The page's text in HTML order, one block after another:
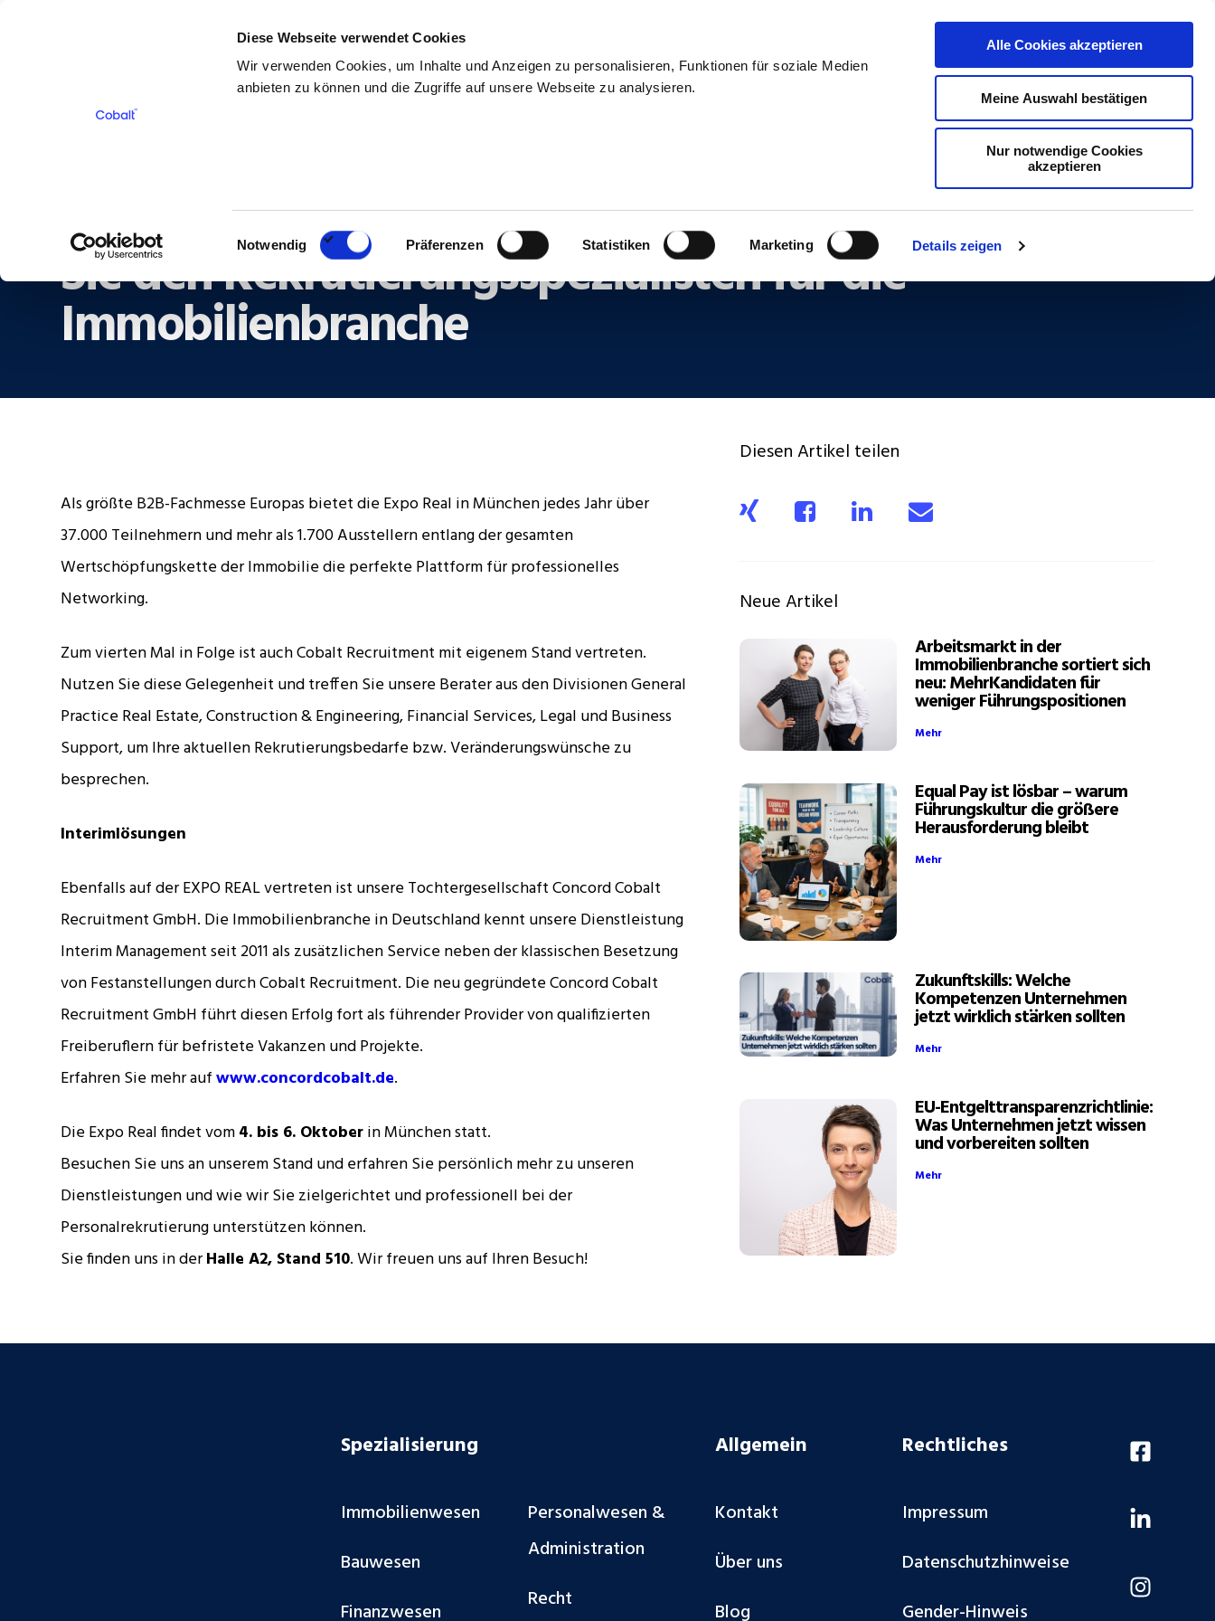
Diese Webseite verwendet Cookies
Wir verwenden Cookies, um Inhalte und Anzeigen zu personalisieren, Funktionen für soziale Medien
anbieten zu können und die Zugriffe auf unsere Webseite zu analysieren.
Einwilligungsauswahl
Notwendig Präferenzen Statistiken Marketing Details zeigen
Alle Cookies akzeptieren
Meine Auswahl bestätigen
Nur notwendige Cookies
akzeptieren
Für Bewerber Für Kunden Über uns Blog & Presse DE Initiativ bewerben
Machen Sie das Beste aus der EXPO 2016 – besuchen
Sie den Rekrutierungsspezialisten für die
Immobilienbranche
Als größte B2B-Fachmesse Europas bietet die Expo Real in München jedes Jahr über
37.000 Teilnehmern und mehr als 1.700 Ausstellern entlang der gesamten
Wertschöpfungskette der Immobilie die perfekte Plattform für professionelles
Networking.
Zum vierten Mal in Folge ist auch Cobalt Recruitment mit eigenem Stand vertreten.
Nutzen Sie diese Gelegenheit und treffen Sie unsere Berater aus den Divisionen General
Practice Real Estate, Construction & Engineering, Financial Services, Legal und Business
Support, um Ihre aktuellen Rekrutierungsbedarfe bzw. Veränderungswünsche zu
besprechen.
Interimlösungen
Ebenfalls auf der EXPO REAL vertreten ist unsere Tochtergesellschaft Concord Cobalt
Recruitment GmbH. Die Immobilienbranche in Deutschland kennt unsere Dienstleistung
Interim Management seit 2011 als zusätzlichen Service neben der klassischen Besetzung
von Festanstellungen durch Cobalt Recruitment. Die neu gegründete Concord Cobalt
Recruitment GmbH führt diesen Erfolg fort als führender Provider von qualifizierten
Freiberuflern für befristete Vakanzen und Projekte.
Erfahren Sie mehr aufwww.concordcobalt.de.
Die Expo Real findet vom4. bis 6. Oktoberin München statt.
Besuchen Sie uns an unserem Stand und erfahren Sie persönlich mehr zu unseren
Dienstleistungen und wie wir Sie zielgerichtet und professionell bei der
Personalrekrutierung unterstützen können.
Sie finden uns in derHalle A2, Stand 510. Wir freuen uns auf Ihren Besuch!
Diesen Artikel teilen
Neue Artikel
Arbeitsmarkt in der
Immobilienbranche sortiert sich
neu: MehrKandidaten für
weniger Führungspositionen
Mehr
Equal Pay ist lösbar – warum
Führungskultur die größere
Herausforderung bleibt
Mehr
Zukunftskills: Welche
Kompetenzen Unternehmen
jetzt wirklich stärken sollten
Mehr
EU-Entgelttransparenzrichtlinie:
Was Unternehmen jetzt wissen
und vorbereiten sollten
Mehr
Spezialisierung
Immobilienwesen
Bauwesen
Finanzwesen
Personalwesen &
Administration
Recht
Allgemein
Kontakt
Über uns
Blog
Rechtliches
Impressum
Datenschutzhinweise
Gender-Hinweis